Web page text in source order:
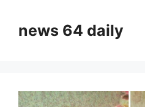
contentnews 64 daily